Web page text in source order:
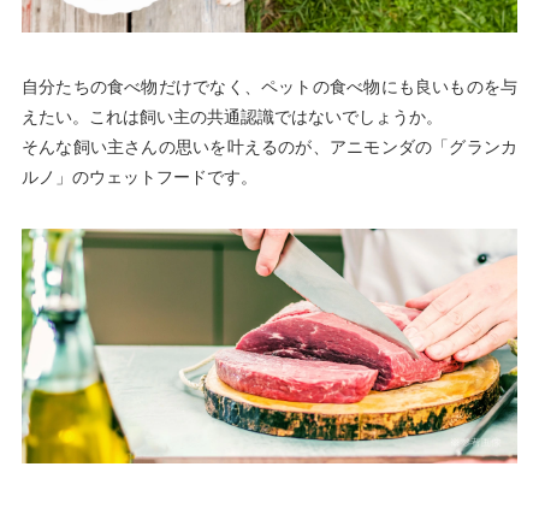
自分たちの食べ物だけでなく、ペットの食べ物にも良いものを与
えたい。これは飼い主の共通認識ではないでしょうか。
そんな飼い主さんの思いを叶えるのが、アニモンダの「グランカ
ルノ」のウェットフードです。